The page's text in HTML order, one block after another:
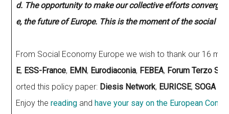
d. The opportunity to make our collective efforts
e, the future of Europe. This is the moment of the social
From Social Economy Europe we wish to thank our 16
E, ESS-France, EMN, Eurodiaconia, FEBEA, Forum Terzo
orted this policy paper: Diesis Network, EURICSE,SOGA
Enjoy thereading andhave your say on the European